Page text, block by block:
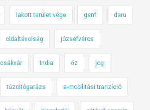
lakott terület vége genf daru
oldaltávolság józsefváros
csákvár India őz jog
tűzoltógarázs e-mobilitási tranzíció